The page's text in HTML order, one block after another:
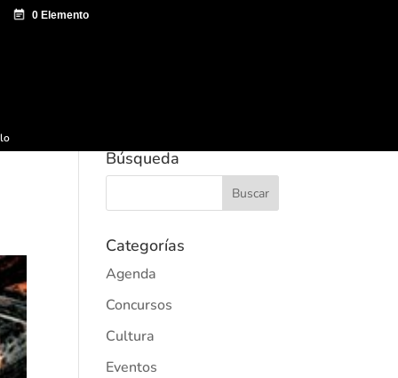
Búsqueda
Categorías
Agenda
Concursos
Cultura
Eventos